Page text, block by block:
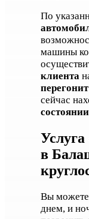
По
машины
клиента
сейчас
состоянии
в
Вы можете
днем, и